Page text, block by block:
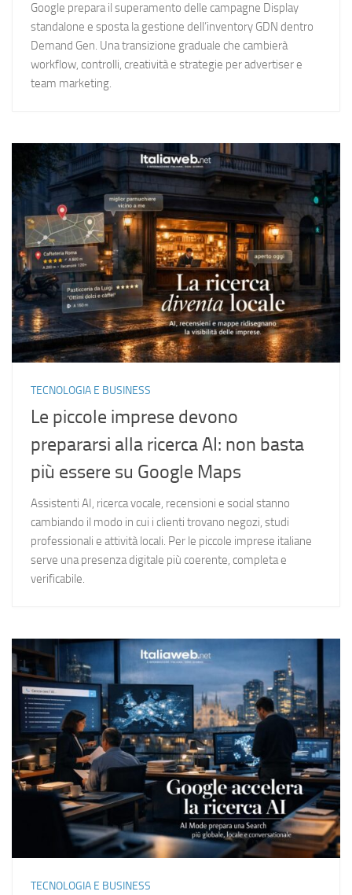
Google prepara il superamento delle campagne Display
standalone e sposta la gestione dell’inventory GDN dentro
Demand Gen. Una transizione graduale che cambierà
workflow, controlli, creatività e strategie per advertiser e
team marketing.
TECNOLOGIA E BUSINESS
Le piccole imprese devono
prepararsi alla ricerca AI: non basta
più essere su Google Maps
Assistenti AI, ricerca vocale, recensioni e social stanno
cambiando il modo in cui i clienti trovano negozi, studi
professionali e attività locali. Per le piccole imprese italiane
serve una presenza digitale più coerente, completa e
verificabile.
TECNOLOGIA E BUSINESS